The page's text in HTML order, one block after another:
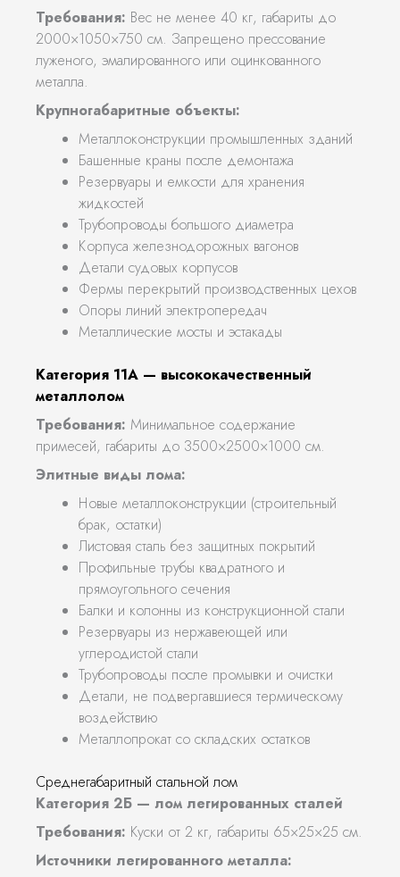
Требования: Вес не менее 40 кг, габариты до
2000×1050×750 см. Запрещено прессование
луженого, эмалированного или оцинкованного
металла.
Крупногабаритные объекты:
Металлоконструкции промышленных зданий
Башенные краны после демонтажа
Резервуары и емкости для хранения
жидкостей
Трубопроводы большого диаметра
Корпуса железнодорожных вагонов
Детали судовых корпусов
Фермы перекрытий производственных цехов
Опоры линий электропередач
Металлические мосты и эстакады
Категория 11А — высококачественный
металлолом
Требования: Минимальное содержание
примесей, габариты до 3500×2500×1000 см.
Элитные виды лома:
Новые металлоконструкции (строительный
брак, остатки)
Листовая сталь без защитных покрытий
Профильные трубы квадратного и
прямоугольного сечения
Балки и колонны из конструкционной стали
Резервуары из нержавеющей или
углеродистой стали
Трубопроводы после промывки и очистки
Детали, не подвергавшиеся термическому
воздействию
Металлопрокат со складских остатков
Среднегабаритный стальной лом
Категория 2Б — лом легированных сталей
Требования: Куски от 2 кг, габариты 65×25×25 см.
Источники легированного металла: